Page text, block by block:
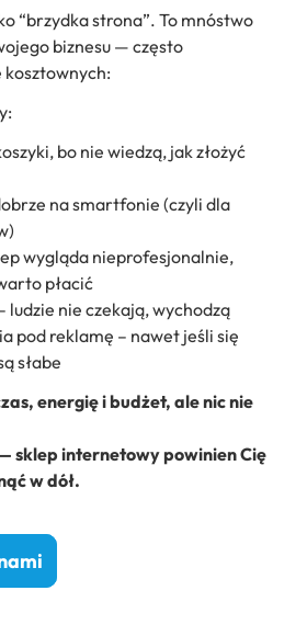
“brzydka strona”. To mnóstwo
biznesu — często
kosztownych:
bo nie wiedzą, jak złożyć
na smartfonie (czyli dla
wygląda nieprofesjonalnie,
płacić
ludzie nie czekają, wychodzą
pod reklamę – nawet jeśli się
słabe
energię i budżet, ale nic nie
sklep internetowy powinien Cię
w dół.